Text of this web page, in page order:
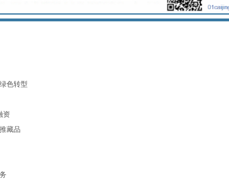
色转型
资
藏品